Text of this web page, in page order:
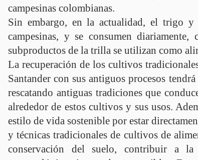
campesinas colombianas.
Sin embargo, en la actualidad, el trigo
campesinas, y se consumen
subproductos de la trilla se utilizan como
La recuperación de los cultivos
Santander con sus antiguos procesos
rescatando antiguas tradiciones que
alrededor de estos cultivos y sus usos.
estilo de vida sostenible por estar
y técnicas tradicionales de cultivos de
conservación del suelo, contribuir a